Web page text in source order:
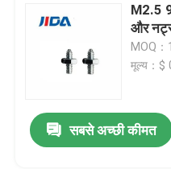
M2.5
और
MOQ：
मूल्य：$
सबसे अच्छी कीमत